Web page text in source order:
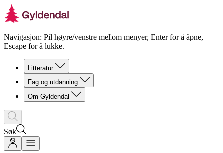
Navigasjon: Pil høyre/venstre mellom menyer, Enter for å åpne,
Escape for å lukke.
Litteratur
Fag og utdanning
Om Gyldendal
Søk